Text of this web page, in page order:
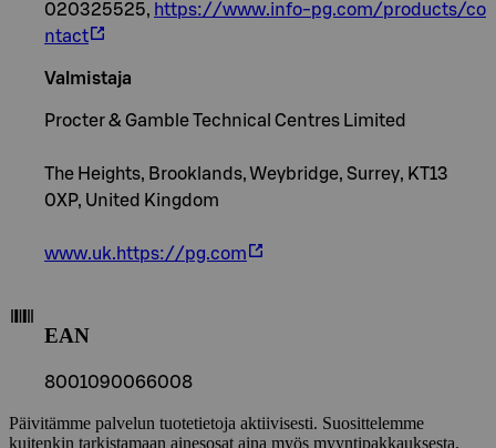
020325525, https://www.info-pg.com/products/co
ntact
Valmistaja
Procter & Gamble Technical Centres Limited
The Heights, Brooklands, Weybridge, Surrey, KT13
0XP, United Kingdom
www.uk.https://pg.com
EAN
8001090066008
Päivitämme palvelun tuotetietoja aktiivisesti. Suosittelemme
kuitenkin tarkistamaan ainesosat aina myös myyntipakkauksesta.